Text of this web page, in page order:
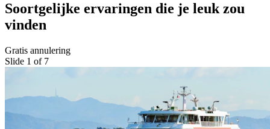
Soortgelijke ervaringen die je leuk zou
vinden
Gratis annulering
Slide 1 of 7